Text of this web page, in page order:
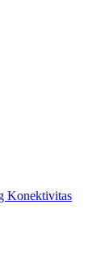
Konektivitas